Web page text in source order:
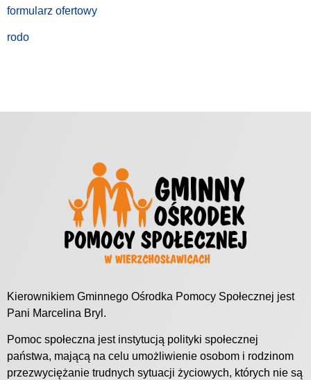
formularz ofertowy
rodo
Kierownikiem Gminnego Ośrodka Pomocy Społecznej jest
Pani Marcelina Bryl.
Pomoc społeczna jest instytucją polityki społecznej
państwa, mającą na celu umożliwienie osobom i rodzinom
przezwyciężanie trudnych sytuacji życiowych, których nie są